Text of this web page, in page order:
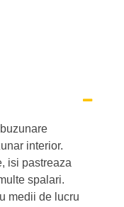
interior.
isi pastreaza
spalari.
medii de lucru